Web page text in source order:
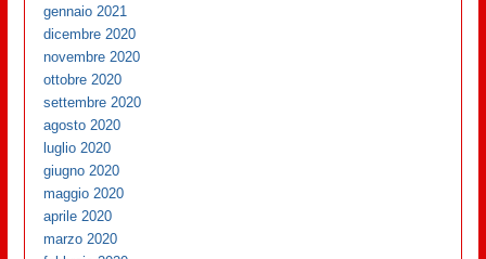
gennaio 2021
dicembre 2020
novembre 2020
ottobre 2020
settembre 2020
agosto 2020
luglio 2020
giugno 2020
maggio 2020
aprile 2020
marzo 2020